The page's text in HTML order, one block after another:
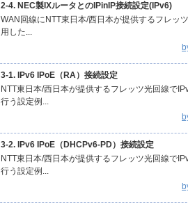
2-4. NEC製IXルータとのIPinIP接続設定(IPv6)
WAN回線にNTT東日本/西日本が提供するフレッ
用した...
3-1. IPv6 IPoE（RA）接続設定
NTT東日本/西日本が提供するフレッツ光回線で
行う設定例...
3-2. IPv6 IPoE（DHCPv6-PD）接続設定
NTT東日本/西日本が提供するフレッツ光回線で
行う設定例...